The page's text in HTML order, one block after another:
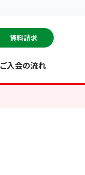
資料請求
ご入会の流れ